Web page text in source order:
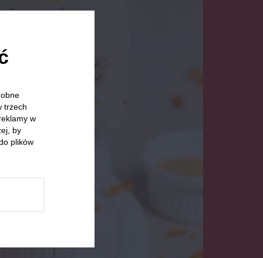
trzech
w
by
plików